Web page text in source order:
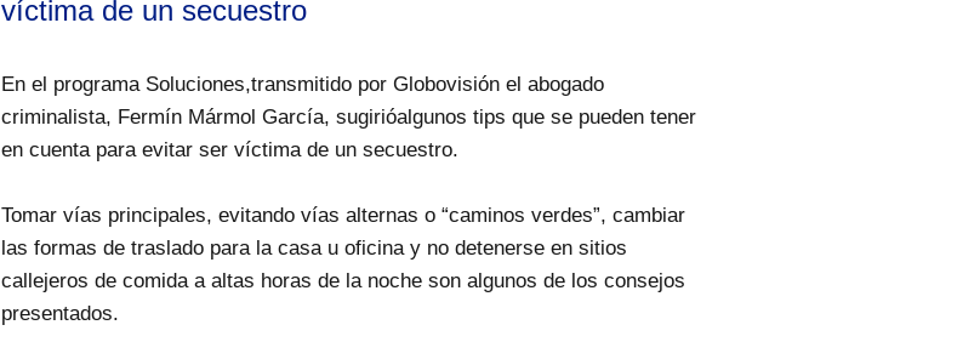
víctima de un secuestro
En el programa Soluciones,transmitido por Globovisión el abogado
criminalista, Fermín Mármol García, sugirióalgunos tips que se pueden tener
en cuenta para evitar ser víctima de un secuestro.
Tomar vías principales, evitando vías alternas o “caminos verdes”, cambiar
las formas de traslado para la casa u oficina y no detenerse en sitios
callejeros de comida a altas horas de la noche son algunos de los consejos
presentados.